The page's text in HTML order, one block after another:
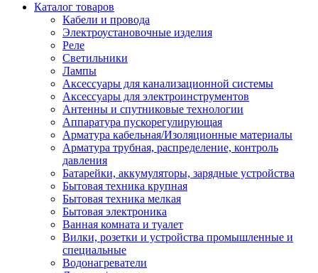
Каталог товаров
Кабели и провода
Электроустановочные изделия
Реле
Светильники
Лампы
Аксессуары для канализационной системы
Аксессуары для электроинструментов
Антенны и спутниковые технологии
Аппаратура пускорегулирующая
Арматура кабельная/Изоляционные материалы
Арматура трубная, распределение, контроль
давления
Батарейки, аккумуляторы, зарядные устройства
Бытовая техника крупная
Бытовая техника мелкая
Бытовая электроника
Ванная комната и туалет
Вилки, розетки и устройства промышленные и
специальные
Водонагреватели